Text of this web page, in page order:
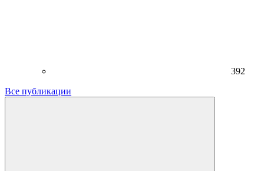
392
Все публикации